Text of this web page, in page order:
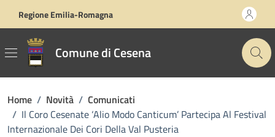
Regione Emilia-Romagna
Comune di Cesena
Home / Novità / Comunicati
/ Il Coro Cesenate ‘Alio Modo Canticum’ Partecipa Al Festival
Internazionale Dei Cori Della Val Pusteria